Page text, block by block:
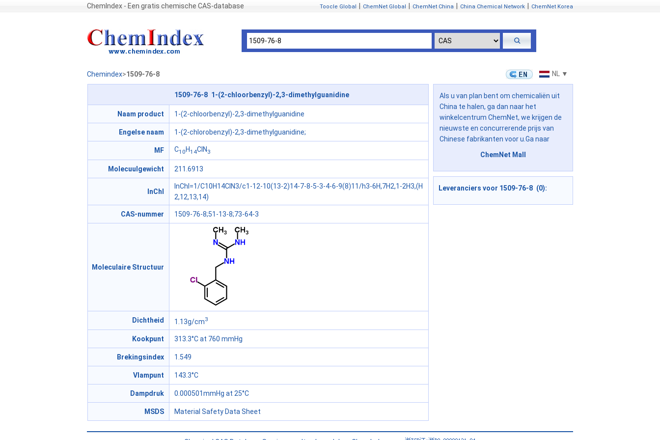
ChemIndex - Een gratis chemische CAS-database Toocle Global ChemNet Global ChemNet China China Chemical Network ChemNet Korea
Chemindex>1509-76-8 NL ▼
1509-76-8 1-(2-chloorbenzyl)-2,3-dimethylguanidine
Naam product 1-(2-chloorbenzyl)-2,3-dimethylguanidine
Engelse naam 1-(2-chlorobenzyl)-2,3-dimethylguanidine;
MF C10 H14ClN 3
Molecuulgewicht 211.6913
InChI
InChI=1/C10H14ClN3/c1-12-10(13-2)14-7-8-5-3-4-6-9(8)11/h3-6H,7H2,1-2H3,(H
2,12,13,14)
CAS-nummer 1509-76-8;51-13-8;73-64-3
Moleculaire Structuur
Dichtheid 1.13g/cm3
Kookpunt 313.3°C at 760 mmHg
Brekingsindex 1.549
Vlampunt 143.3°C
Dampdruk 0.000501mmHg at 25°C
MSDS Material Safety Data Sheet
Als u van plan bent om chemicaliën uit
China te halen, ga dan naar het
winkelcentrum ChemNet, we krijgen de
nieuwste en concurrerende prijs van
Chinese fabrikanten voor u.Ga naar
ChemNet Mall
Leveranciers voor 1509-76-8 (0):